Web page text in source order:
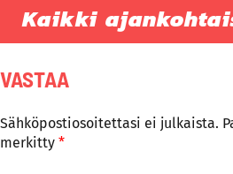
Kaikki
VASTAA
Sähköpostiosoitettasi ei julkaista.
merkitty *